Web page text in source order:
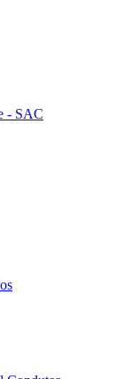
- SAC